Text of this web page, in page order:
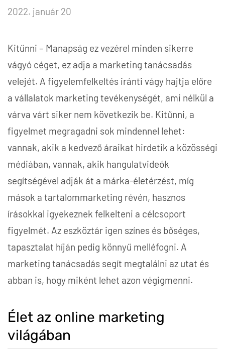
2022. január 20
Kitűnni – Manapság ez vezérel minden sikerre
vágyó céget, ez adja a marketing tanácsadás
velejét. A figyelemfelkeltés iránti vágy hajtja előre
a vállalatok marketing tevékenységét, ami nélkül a
várva várt siker nem következik be. Kitűnni, a
figyelmet megragadni sok mindennel lehet:
vannak, akik a kedvező áraikat hirdetik a közösségi
médiában, vannak, akik hangulatvideók
segítségével adják át a márka-életérzést, míg
mások a tartalommarketing révén, hasznos
írásokkal igyekeznek felkelteni a célcsoport
figyelmét. Az eszköztár igen színes és bőséges,
tapasztalat híján pedig könnyű melléfogni. A
marketing tanácsadás segít megtalálni az utat és
abban is, hogy miként lehet azon végigmenni.
Élet az online marketing
világában